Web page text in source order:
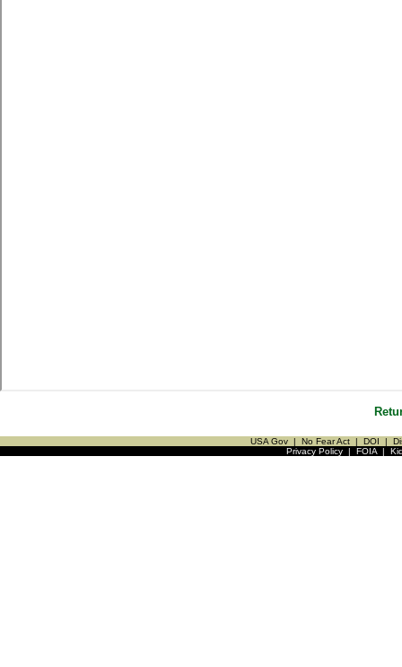
USA Gov | No Fear Act | DOI |
Privacy Policy| FOIA|